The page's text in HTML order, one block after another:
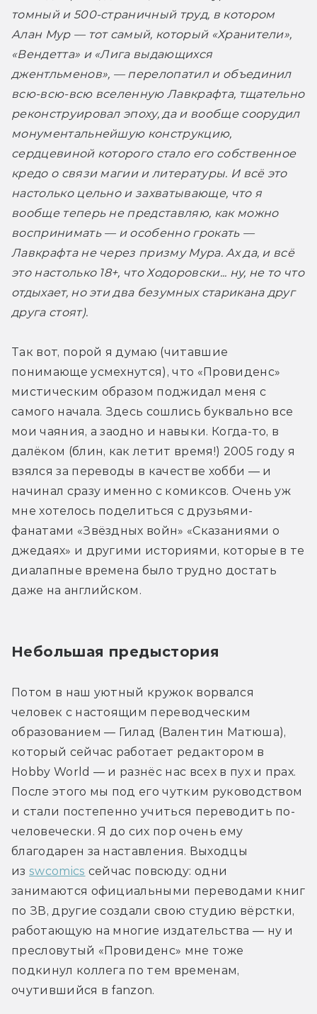
томный и 500-страничный труд, в котором
Алан Мур — тот самый, который «Хранители»,
«Вендетта» и «Лига выдающихся
джентльменов», — перелопатил и объединил
всю-всю-всю вселенную Лавкрафта, тщательно
реконструировал эпоху, да и вообще соорудил
монументальнейшую конструкцию,
сердцевиной которого стало его собственное
кредо о связи магии и литературы. И всё это
настолько цельно и захватывающе, что я
вообще теперь не представляю, как можно
воспринимать — и особенно грокать —
Лавкрафта не через призму Мура. Ах да, и всё
это настолько 18+, что Ходоровски... ну, не то что
отдыхает, но эти два безумных старикана друг
друга стоят).
Так вот, порой я думаю (читавшие
понимающе усмехнутся), что «Провиденс»
мистическим образом поджидал меня с
самого начала. Здесь сошлись буквально все
мои чаяния, а заодно и навыки. Когда-то, в
далёком (блин, как летит время!) 2005 году я
взялся за переводы в качестве хобби — и
начинал сразу именно с комиксов. Очень уж
мне хотелось поделиться с друзьями-
фанатами «Звёздных войн» «Сказаниями о
джедаях» и другими историями, которые в те
диалапные времена было трудно достать
даже на английском.
Небольшая предыстория
Потом в наш уютный кружок ворвался
человек с настоящим переводческим
образованием — Гилад (Валентин Матюша),
который сейчас работает редактором в
Hobby World — и разнёс нас всех в пух и прах.
После этого мы под его чутким руководством
и стали постепенно учиться переводить по-
человечески. Я до сих пор очень ему
благодарен за наставления. Выходцы
из swcomics сейчас повсюду: одни
занимаются официальными переводами книг
по ЗВ, другие создали свою студию вёрстки,
работающую на многие издательства — ну и
пресловутый «Провиденс» мне тоже
подкинул коллега по тем временам,
очутившийся в fanzon.